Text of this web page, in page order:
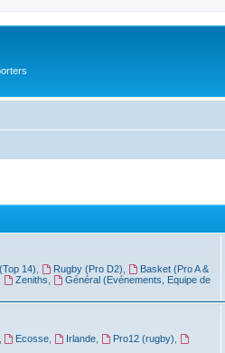
14) Rugby (Pro D2)
Basket (Pro A &
Zeniths
Général (Evénements, Equipe de
Ecosse Irlande Pro12 (rugby)